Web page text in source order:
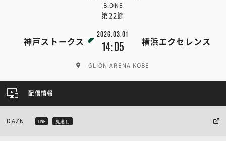
B.ONE
第22節
神戸ストークス
2026.03.01
14:05 横浜エクセレンス
GLION ARENA KOBE
配信情報
DAZN LIVE 見逃し